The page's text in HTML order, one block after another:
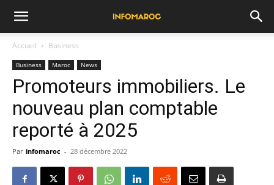
Accueil Business
Business Maroc News
Promoteurs immobiliers. Le
nouveau plan comptable
reporté à 2025
Par infomaroc - 28 décembre 2022